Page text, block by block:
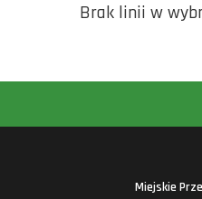
Brak linii w
Miejskie